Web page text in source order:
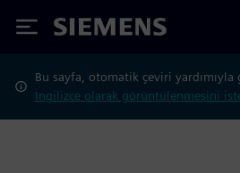
Siemens
Bu sayfa, otomatik çeviri
İngilizce olarak görüntülenmesini